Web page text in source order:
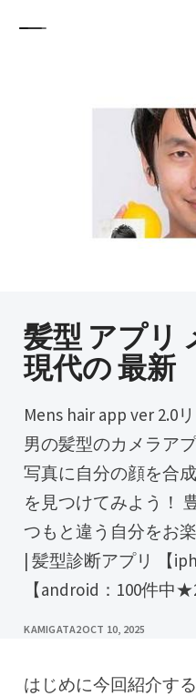
髪型 アプリ
現代の 最新
Mens hair app ver 2.0リリースいたしました。
男の髪型のカメラア
写真に自分の顔を合
を見つけてみよう！
つもと違う自分をお
| 髪型診断アプリ 【
【android：100件中
KAMIGATA2OCT 10, 2025
はじめに今回紹介するのは、男の髪型のカメ